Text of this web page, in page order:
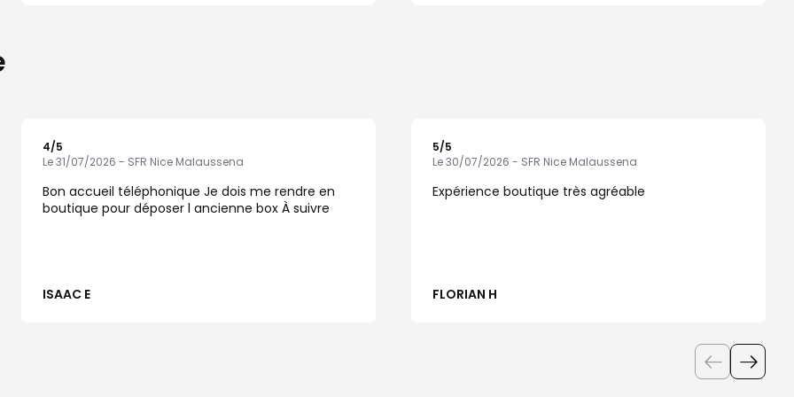
4/5
Le 31/07/2026 - SFR Nice Malaussena
Bon accueil téléphonique Je dois me rendre en
boutique pour déposer l ancienne box À suivre
ISAAC E
5/5
Le 30/07/2026 - SFR Nice Malaussena
Expérience boutique très agréable
FLORIAN H